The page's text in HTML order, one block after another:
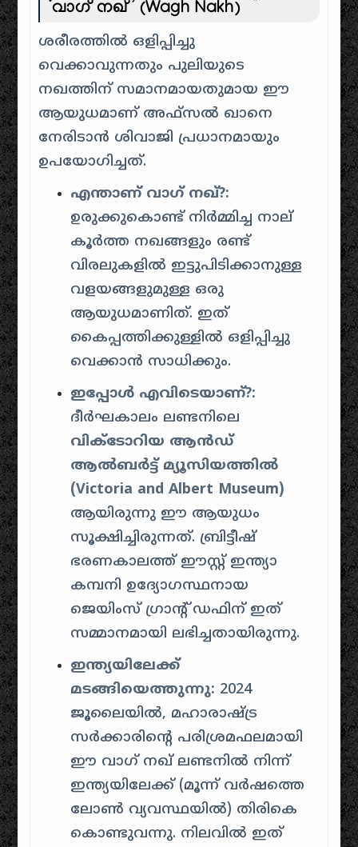
‘വാഗ് നഖ്’ (Wagh Nakh)
ശരീരത്തിൽ ഒളിപ്പിച്ചു
വെക്കാവുന്നതും പുലിയുടെ
നഖത്തിന് സമാനമായതുമായ ഈ
ആയുധമാണ് അഫ്സൽ ഖാനെ
നേരിടാൻ ശിവാജി പ്രധാനമായും
ഉപയോഗിച്ചത്.
എന്താണ് വാഗ് നഖ്?:
ഉരുക്കുകൊണ്ട് നിർമ്മിച്ച നാല്
കൂർത്ത നഖങ്ങളും രണ്ട്
വിരലുകളിൽ ഇട്ടുപിടിക്കാനുള്ള
വളയങ്ങളുമുള്ള ഒരു
ആയുധമാണിത്. ഇത്
കൈപ്പത്തിക്കുള്ളിൽ ഒളിപ്പിച്ചു
വെക്കാൻ സാധിക്കും.
ഇപ്പോൾ എവിടെയാണ്?:
ദീർഘകാലം ലണ്ടനിലെ
വിക്ടോറിയ ആൻഡ്
ആൽബർട്ട് മ്യൂസിയത്തിൽ
(Victoria and Albert Museum)
ആയിരുന്നു ഈ ആയുധം
സൂക്ഷിച്ചിരുന്നത്. ബ്രിട്ടീഷ്
ഭരണകാലത്ത് ഈസ്റ്റ് ഇന്ത്യാ
കമ്പനി ഉദ്യോഗസ്ഥനായ
ജെയിംസ് ഗ്രാന്റ് ഡഫിന് ഇത്
സമ്മാനമായി ലഭിച്ചതായിരുന്നു.
ഇന്ത്യയിലേക്ക്
മടങ്ങിയെത്തുന്നു: 2024
ജൂലൈയിൽ, മഹാരാഷ്ട്ര
സർക്കാരിന്റെ പരിശ്രമഫലമായി
ഈ വാഗ് നഖ് ലണ്ടനിൽ നിന്ന്
ഇന്ത്യയിലേക്ക് (മൂന്ന് വർഷത്തെ
ലോൺ വ്യവസ്ഥയിൽ) തിരികെ
കൊണ്ടുവന്നു. നിലവിൽ ഇത്